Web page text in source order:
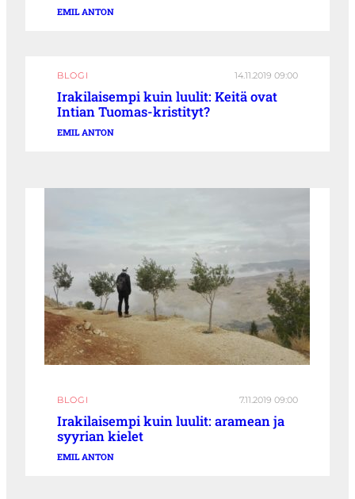
EMIL ANTON
BLOGI 14.11.2019 09:00
Irakilaisempi kuin luulit: Keitä ovat
Intian Tuomas-kristityt?
EMIL ANTON
BLOGI 7.11.2019 09:00
Irakilaisempi kuin luulit: aramean ja
syyrian kielet
EMIL ANTON